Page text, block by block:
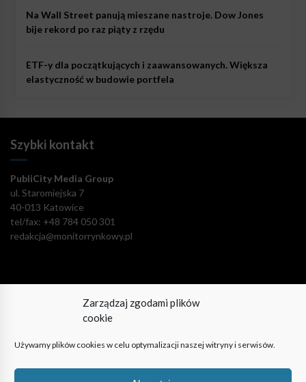
Zarządzaj zgodami plików
cookie
Używamy plików cookies w celu optymalizacji naszej witryny i serwisów.
Na Wall Street panują mieszane nastroje. Dow Jones
bije rekord po raz piąty z rzędu
ETF-y dla początkujących i zaawansowanych. Większa
elastyczność w budowie portfela
Szybki kontakt
PubliCity Media Group
ul. Staromiejska 7
40-013 Katowice
tel/fax: +48 784 050 301
redakcja@monitorrynkowy.pl
Pozostańmy w kontakcie!